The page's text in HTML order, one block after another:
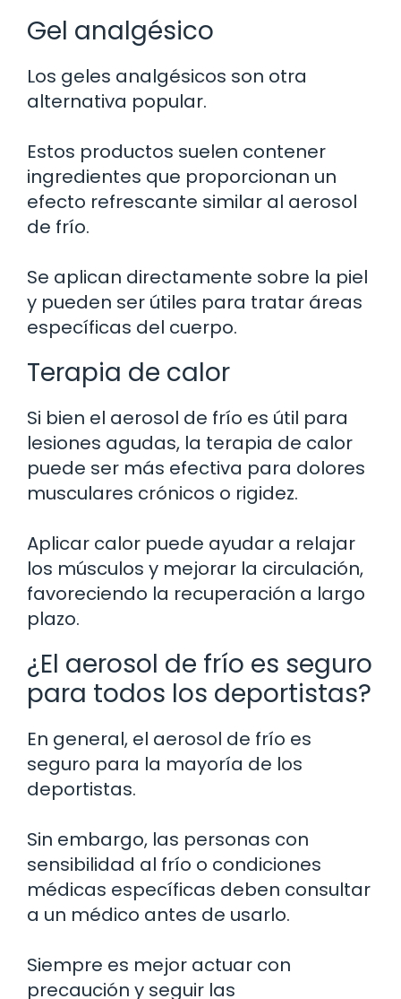
Gel analgésico
Los geles analgésicos son otra
alternativa popular.
Estos productos suelen contener
ingredientes que proporcionan un
efecto refrescante similar al aerosol
de frío.
Se aplican directamente sobre la piel
y pueden ser útiles para tratar áreas
específicas del cuerpo.
Terapia de calor
Si bien el aerosol de frío es útil para
lesiones agudas, la terapia de calor
puede ser más efectiva para dolores
musculares crónicos o rigidez.
Aplicar calor puede ayudar a relajar
los músculos y mejorar la circulación,
favoreciendo la recuperación a largo
plazo.
¿El aerosol de frío es seguro
para todos los deportistas?
En general, el aerosol de frío es
seguro para la mayoría de los
deportistas.
Sin embargo, las personas con
sensibilidad al frío o condiciones
médicas específicas deben consultar
a un médico antes de usarlo.
Siempre es mejor actuar con
precaución y seguir las